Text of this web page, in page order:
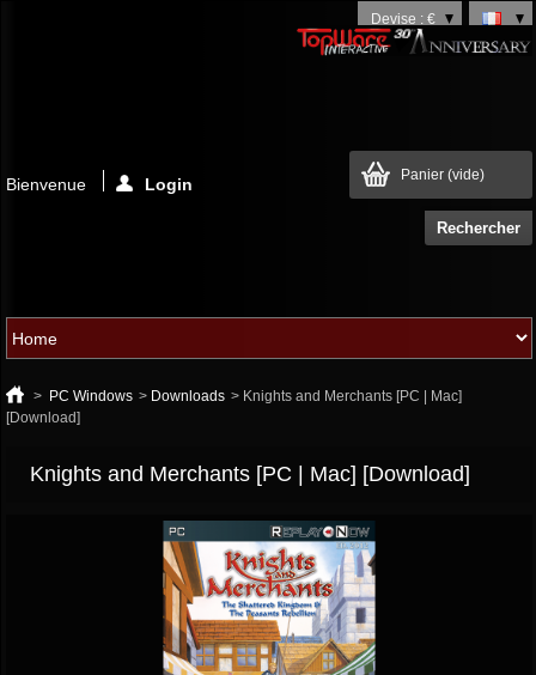
Devise : €
Panier (vide)
Bienvenue Login
> PC Windows > Downloads > Knights and Merchants [PC | Mac]
[Download]
Knights and Merchants [PC | Mac] [Download]